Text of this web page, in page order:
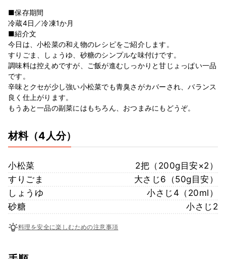
■保存期間
冷蔵4日／冷凍1か月
■紹介文
今日は、小松菜の和え物のレシピをご紹介します。
すりごま、しょうゆ、砂糖のシンプルな味付けです。
調味料は控えめですが、ご飯が進むしっかりと甘じょっぱい一品
です。
辛味とクセが少し強い小松菜でも青臭さがカバーされ、バランス
良く仕上がります。
もうあと一品の副菜にはもちろん、おつまみにもどうぞ。
材料（4人分）
小松菜
2把（200g目安×2）
すりごま
大さじ6（50g目安）
しょうゆ
小さじ4（20ml）
砂糖
小さじ2
料理を安全に楽しむための注意事項